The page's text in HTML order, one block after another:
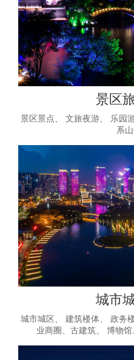
景区
景区景点、 文旅夜游、 乐园
系
城市
城市城区、 建筑楼体、 政务
业商圈、古建筑、 博物